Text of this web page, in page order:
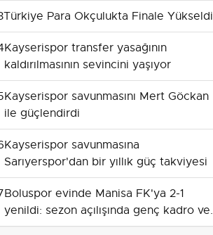
Türkiye Para Okçulukta Finale Yükseldi
Kayserispor transfer yasağının
kaldırılmasının sevincini yaşıyor
Kayserispor savunmasını Mert Göckan
ile güçlendirdi
Kayserispor savunmasına
Sarıyerspor'dan bir yıllık güç takviyesi
Boluspor evinde Manisa FK'ya 2-1
yenildi: sezon açılışında genç kadro ve
sakatlık endişesi